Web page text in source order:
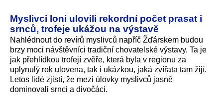
Myslivci loni ulovili rekordní počet prasat i
srnců, trofeje ukážou na výstavě
Nahlédnout do revírů myslivců napříč Žďárskem budou
brzy moci návštěvníci tradiční chovatelské výstavy. Ta je
jak přehlídkou trofejí zvěře, která byla v regionu za
uplynulý rok ulovena, tak i ukázkou, jaká zvířata tam žijí.
Letos lidé zjistí, že mezi úlovky myslivců jasně
dominovali srnci a divočáci.